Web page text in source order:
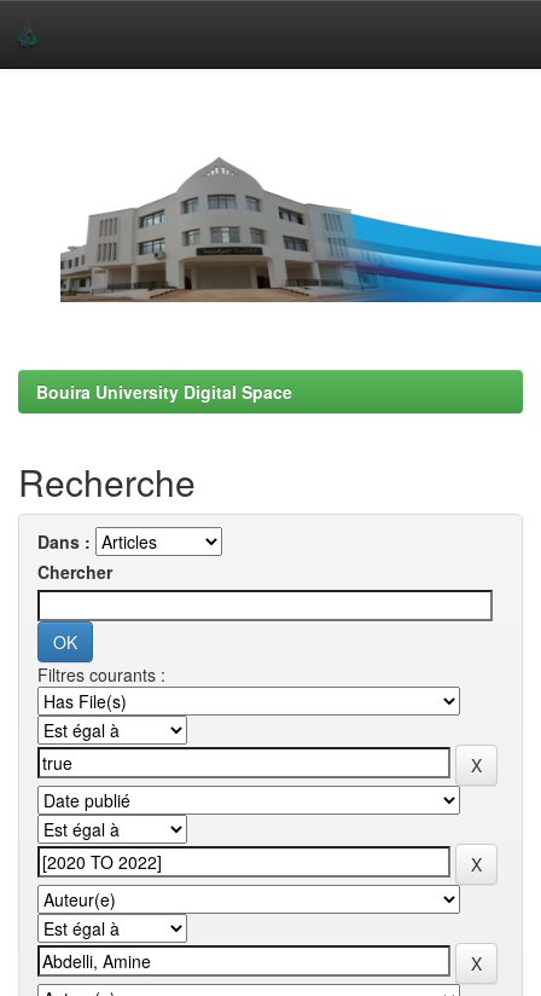
Bouira University Digital Space
Recherche
Dans :
Chercher
Filtres courants :